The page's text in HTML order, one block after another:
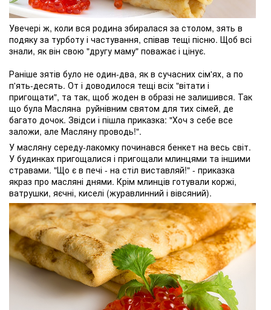
Увечері ж, коли вся родина збиралася за столом, зять в
подяку за турботу і частування, співав тещі пісню. Щоб всі
знали, як він свою "другу маму" поважає і цінує.
Раніше зятів було не один-два, як в сучасних сім'ях, а по
п'ять-десять. От і доводилося тещі всіх "вітати і
пригощати", та так, щоб жоден в образі не залишився. Так
що була Масляна руйнівним святом для тих сімей, де
багато дочок. Звідси і пішла приказка: "Хоч з себе все
заложи, але Масляну проводь!".
У масляну середу-лакомку починався бенкет на весь світ.
У будинках пригощалися і пригощали млинцями та іншими
стравами. "Що є в печі - на стіл виставляй!" - приказка
якраз про масляні днями. Крім млинців готували коржі,
ватрушки, яєчні, киселі (журавлинний і вівсяний).